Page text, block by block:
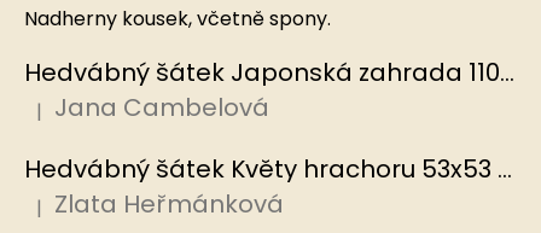
Nadherny kousek, včetně spony.
Hedvábný šátek Japonská zahrada 110x110 cm v dárkovém balení, HEDVÁBNÝ SVĚT
Hodnocení produktu je 5 z 5 hvězdiček.
| Jana Cambelová
Hedvábný šátek Květy hrachoru 53x53 cm v dárkovém balení, HEDVÁBNÝ SVĚT
Hodnocení produktu je 5 z 5 hvězdiček.
| Zlata Heřmánková